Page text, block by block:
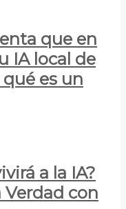
que en
IA local de
es un
a la IA?
con